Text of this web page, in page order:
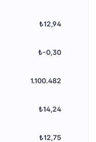
₺12,94
₺-0,30
1.100.482
₺14,24
₺12,75